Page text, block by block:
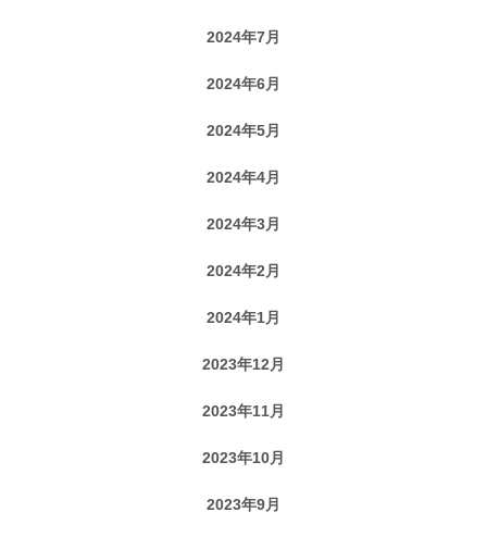
2024年7月
2024年6月
2024年5月
2024年4月
2024年3月
2024年2月
2024年1月
2023年12月
2023年11月
2023年10月
2023年9月